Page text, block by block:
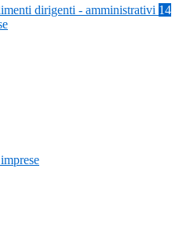
dirigenti - amministrativi 14